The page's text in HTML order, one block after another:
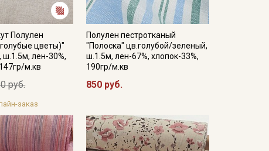
Полулен
цветы)"
ш.1.5м, лен-30%,
м.кв
руб.
заказ
Полулен пестротканый
"Полоска" цв.голубой/зеленый,
ш.1.5м, лен-67%, хлопок-33%,
190гр/м.кв
850 руб.